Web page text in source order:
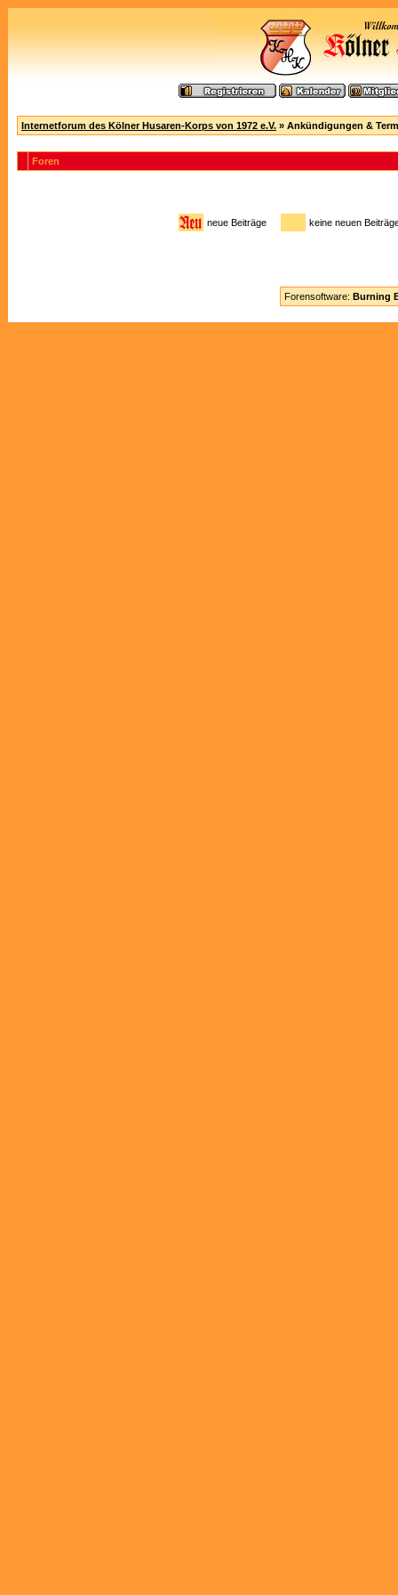
Internetforum des Kölner Husaren-Korps von 1972 e.V. » Ankündigungen &
Foren
neue Beiträge keine neuen
Forensoftware: Burning